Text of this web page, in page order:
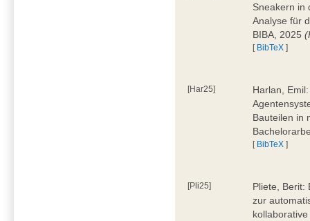
Sneakern in
Analyse für
BIBA, 2025
[ BibTeX ]
[Har25]
Harlan,
Bauteilen in
[ BibTeX ]
[Pli25]
Pliete, Berit:
zur